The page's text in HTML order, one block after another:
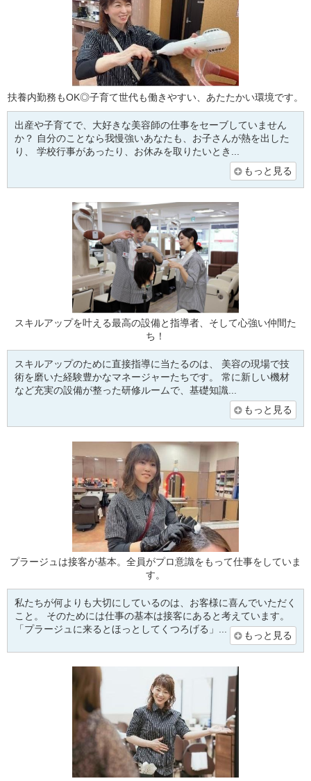
扶養内勤務もOK◎子育て世代も働きやすい、あたたかい環境です。
出産や子育てで、大好きな美容師の仕事をセーブしていません
か？ 自分のことなら我慢強いあなたも、お子さんが熱を出した
り、 学校行事があったり、お休みを取りたいとき...
もっと見る
スキルアップを叶える最高の設備と指導者、そして心強い仲間た
ち！
スキルアップのために直接指導に当たるのは、 美容の現場で技
術を磨いた経験豊かなマネージャーたちです。 常に新しい機材
など充実の設備が整った研修ルームで、基礎知識...
もっと見る
プラージュは接客が基本。全員がプロ意識をもって仕事をしていま
す。
私たちが何よりも大切にしているのは、お客様に喜んでいただく
こと。 そのためには仕事の基本は接客にあると考えています。
「プラージュに来るとほっとしてくつろげる」...
もっと見る